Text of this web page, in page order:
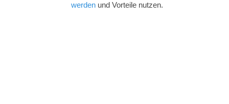
werden und Vorteile nutzen.